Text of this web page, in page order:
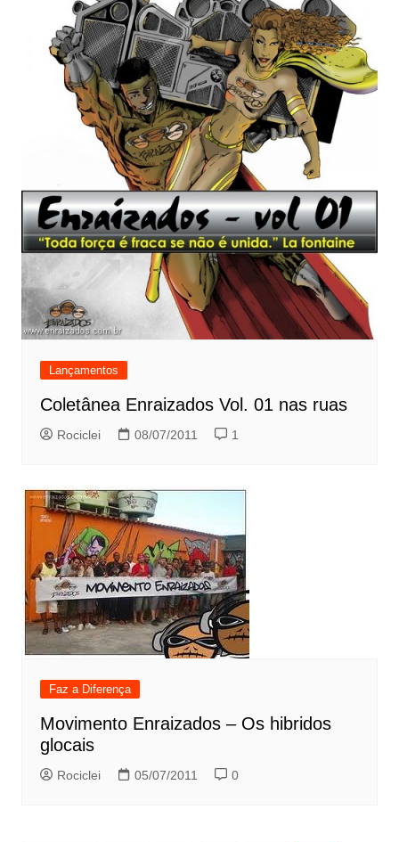
Lançamentos
Coletânea Enraizados Vol. 01 nas ruas
Rociclei 08/07/2011 1
Faz a Diferença
Movimento Enraizados – Os hibridos
glocais
Rociclei 05/07/2011 0